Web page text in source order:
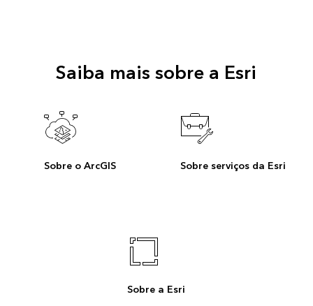
Saiba mais sobre a Esri
Sobre o ArcGIS Sobre serviços da Esri
Sobre a Esri